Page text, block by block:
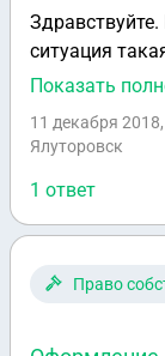
ситуация
а землю не
жив ли вообще
Показать
11 декабря
Ялуторовск
1 ответ
Право